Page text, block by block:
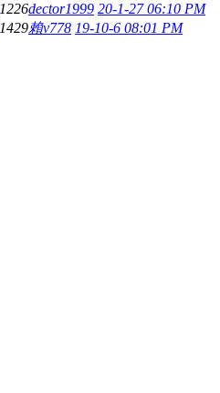
1226dector1999 20-1-27 06:10 PM
1429賴v778 19-10-6 08:01 PM